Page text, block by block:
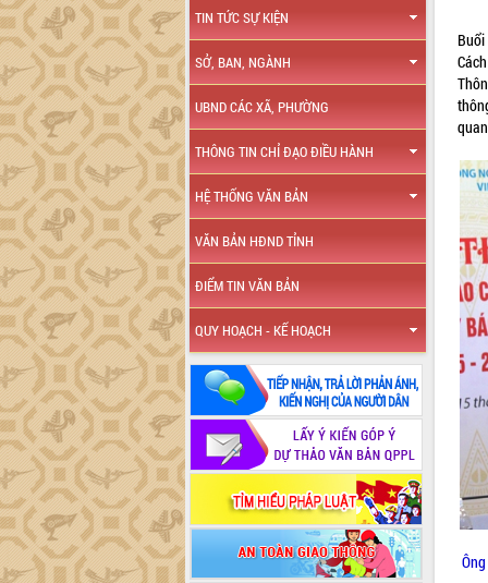
TIN TỨC SỰ KIỆN
SỞ, BAN, NGÀNH
UBND CÁC XÃ, PHƯỜNG
THÔNG TIN CHỈ ĐẠO ĐIỀU HÀNH
HỆ THỐNG VĂN BẢN
VĂN BẢN HĐND TỈNH
ĐIỂM TIN VĂN BẢN
QUY HOẠCH - KẾ HOẠCH